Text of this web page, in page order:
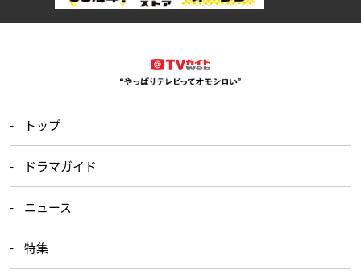
トップ
ドラマガイド
ニュース
特集